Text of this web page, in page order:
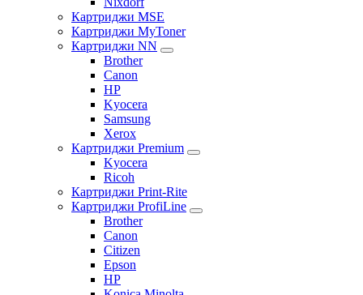
Картриджи MSE
Картриджи MyToner
Картриджи NN
Brother
Canon
HP
Kyocera
Samsung
Xerox
Картриджи Premium
Kyocera
Ricoh
Картриджи Print-Rite
Картриджи ProfiLine
Brother
Canon
Citizen
Epson
HP